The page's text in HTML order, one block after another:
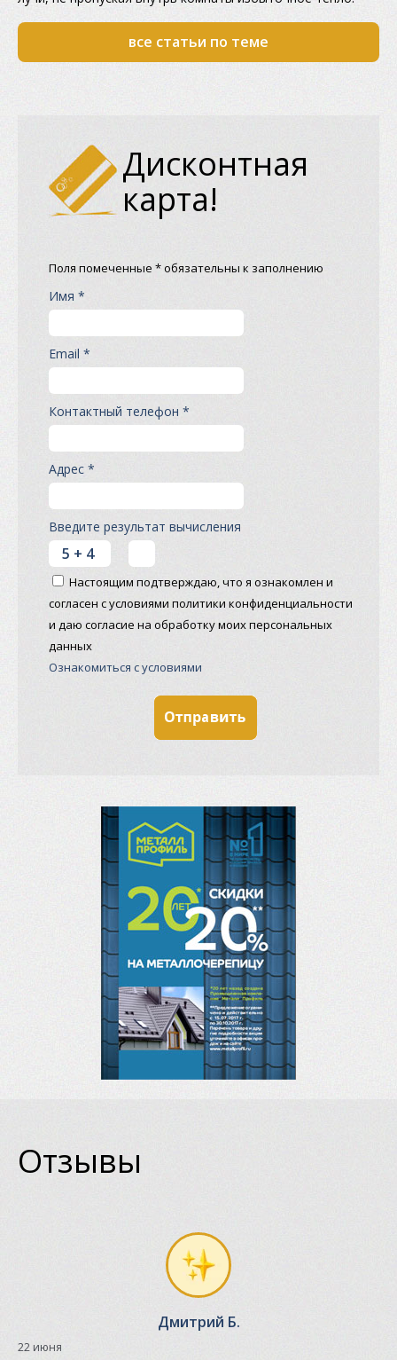
все статьи по теме
Дисконтная
карта!
Поля помеченные * обязательны к заполнению
Имя *
Email *
Контактный телефон *
Адрес *
Введите результат вычисления
Настоящим подтверждаю, что я ознакомлен и
согласен с условиями политики конфиденциальности
и даю согласие на обработку моих персональных
данных
Ознакомиться с условиями
Отзывы
Дмитрий Б.
22 июня